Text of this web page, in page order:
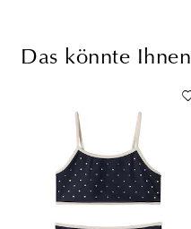
Das könnte